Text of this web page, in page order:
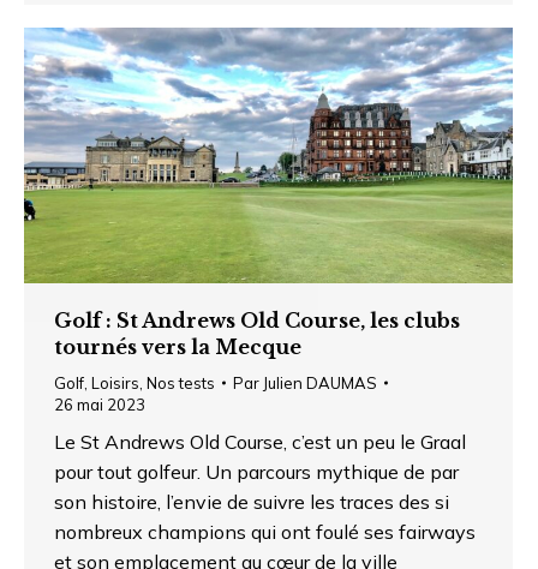
Golf : St Andrews Old Course, les clubs
tournés vers la Mecque
Golf Loisirs Nos tests Par Julien DAUMAS
26 mai 2023
Le St Andrews Old Course, c’est un peu le Graal
pour tout golfeur. Un parcours mythique de par
son histoire, l’envie de suivre les traces des si
nombreux champions qui ont foulé ses fairways
et son emplacement au cœur de la ville